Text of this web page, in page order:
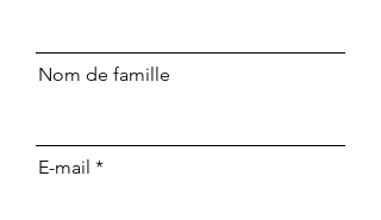
Nom de famille
E-mail